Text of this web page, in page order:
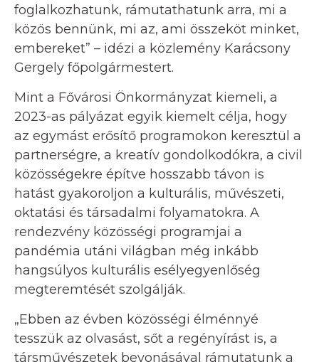
foglalkozhatunk, rámutathatunk arra, mi a
közös bennünk, mi az, ami összeköt minket,
embereket” – idézi a közlemény Karácsony
Gergely főpolgármestert.
Mint a Fővárosi Önkormányzat kiemeli, a
2023-as pályázat egyik kiemelt célja, hogy
az egymást erősítő programokon keresztül a
partnerségre, a kreatív gondolkodókra, a civil
közösségekre építve hosszabb távon is
hatást gyakoroljon a kulturális, művészeti,
oktatási és társadalmi folyamatokra. A
rendezvény közösségi programjai a
pandémia utáni világban még inkább
hangsúlyos kulturális esélyegyenlőség
megteremtését szolgálják.
„Ebben az évben közösségi élménnyé
tesszük az olvasást, sőt a regényírást is, a
társművészetek bevonásával rámutatunk a